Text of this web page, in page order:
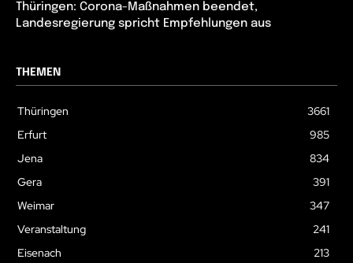
Thüringen: Corona-Maßnahmen beendet,
Landesregierung spricht Empfehlungen aus
THEMEN
Thüringen
3661
Erfurt
985
Jena
834
Gera
391
Weimar
347
Veranstaltung
241
Eisenach
213